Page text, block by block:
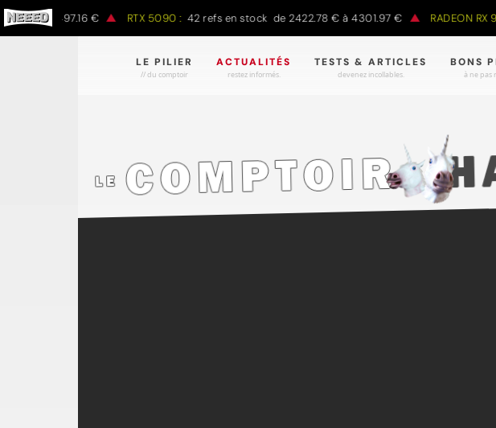
à 1497.16 € RTX 5090 : 42 refs en stock de 2422.78 € à 4301.97 € RADEON RX 9070 :
LE PILIER
// du comptoir
ACTUALITÉS
restez informés.
TESTS & ARTICLES
devenez incollables.
BONS
à ne pas